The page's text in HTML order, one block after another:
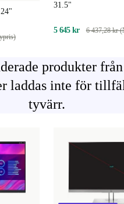
31.5"
5 645 kr 6 437,28 kr
produkter
laddas inte för
tyvärr.